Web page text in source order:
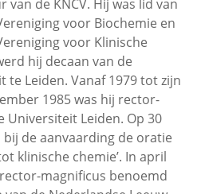
van de KNCV. Hij was lid van
voor Biochemie en
voor Klinische
hij decaan van de
te Leiden. Vanaf 1979 tot zijn
1985 was hij rector-
Universiteit Leiden. Op 30
bij de aanvaarding de oratie
klinische chemie’. In april
magnificus benoemd